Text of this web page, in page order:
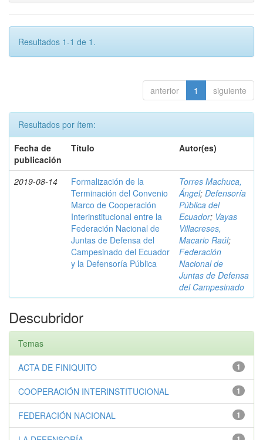
Resultados 1-1 de 1.
anterior 1 siguiente
Resultados por ítem:
Fecha de
publicación
Título Autor(es)
2019-08-14
Formalización de la
Terminación del Convenio
Marco de Cooperación
Interinstitucional entre la
Federación Nacional de
Juntas de Defensa del
Campesinado del Ecuador
y la Defensoría Pública
Torres Machuca,
Ángel; Defensoría
Pública del
Ecuador; Vayas
Villacreses,
Macario Raúl;
Federación
Nacional de
Juntas de Defensa
del Campesinado
Descubridor
Temas
1
ACTA DE FINIQUITO
1
COOPERACIÓN INTERINSTITUCIONAL
1
FEDERACIÓN NACIONAL